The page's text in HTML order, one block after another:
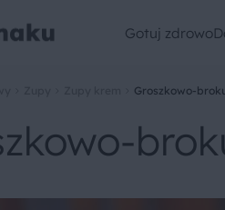
Gotuj zdrowo
Groszkowo-